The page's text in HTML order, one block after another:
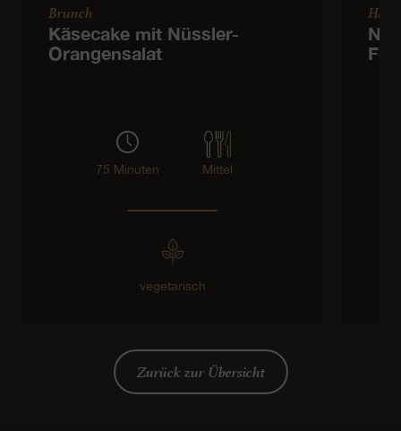
Brunch
Käsecake mit Nüssler-
Orangensalat
75 Minuten Mittel
vegetarisch
Zurück zur Übersicht